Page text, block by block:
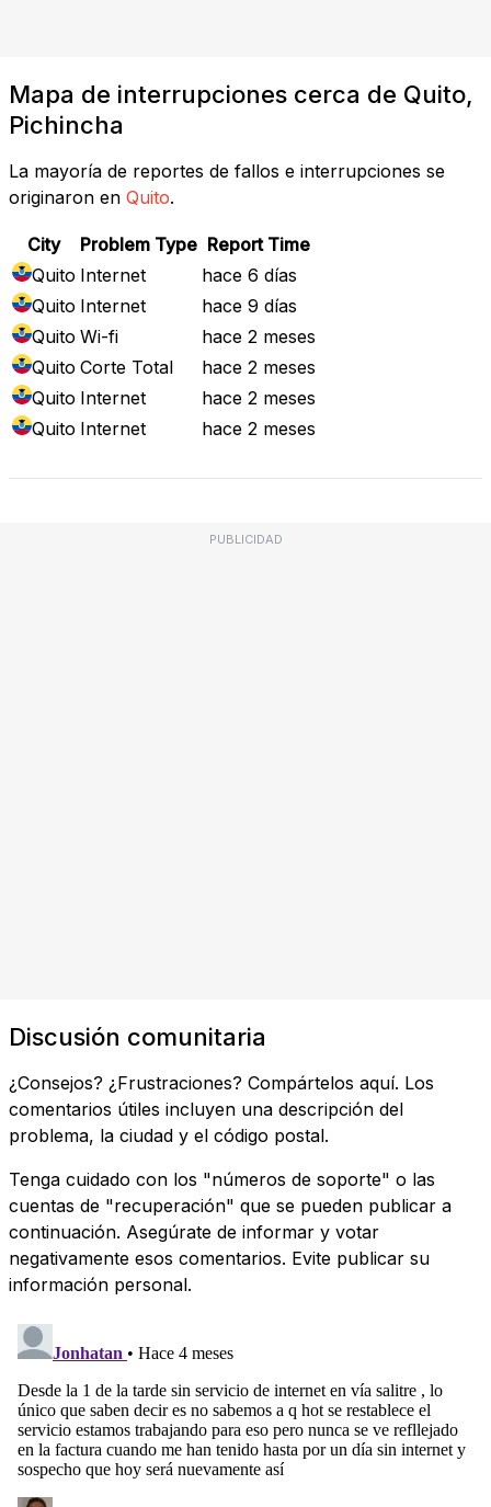
Mapa de interrupciones cerca de Quito,
Pichincha
La mayoría de reportes de fallos e interrupciones se
originaron en Quito.
City Problem Type Report Time
Quito Internet
hace 6 días
Quito Internet
hace 9 días
Quito Wi-fi
hace 2 meses
Quito Corte Total
hace 2 meses
Quito Internet
hace 2 meses
Quito Internet hace 2 meses
PUBLICIDAD
Discusión comunitaria
¿Consejos? ¿Frustraciones? Compártelos aquí. Los
comentarios útiles incluyen una descripción del
problema, la ciudad y el código postal.
Tenga cuidado con los "números de soporte" o las
cuentas de "recuperación" que se pueden publicar a
continuación. Asegúrate de informar y votar
negativamente esos comentarios. Evite publicar su
información personal.